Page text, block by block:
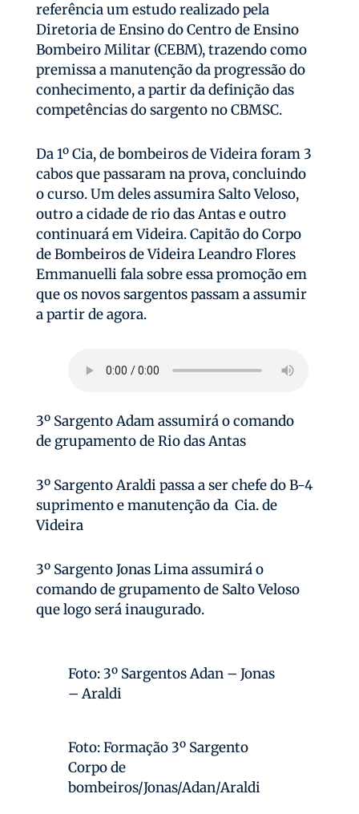
referência um estudo realizado pela
Diretoria de Ensino do Centro de Ensino
Bombeiro Militar (CEBM), trazendo como
premissa a manutenção da progressão do
conhecimento, a partir da definição das
competências do sargento no CBMSC.
Da 1º Cia, de bombeiros de Videira foram 3
cabos que passaram na prova, concluindo
o curso. Um deles assumira Salto Veloso,
outro a cidade de rio das Antas e outro
continuará em Videira. Capitão do Corpo
de Bombeiros de Videira Leandro Flores
Emmanuelli fala sobre essa promoção em
que os novos sargentos passam a assumir
a partir de agora.
3º Sargento Adam assumirá o comando
de grupamento de Rio das Antas
3º Sargento Araldi passa a ser chefe do B-4
suprimento e manutenção da Cia. de
Videira
3º Sargento Jonas Lima assumirá o
comando de grupamento de Salto Veloso
que logo será inaugurado.
Foto: 3º Sargentos Adan – Jonas
– Araldi
Foto: Formação 3º Sargento
Corpo de
bombeiros/Jonas/Adan/Araldi